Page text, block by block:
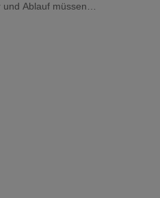
Ablauf müssen
gut organisiert ist und trotzdem